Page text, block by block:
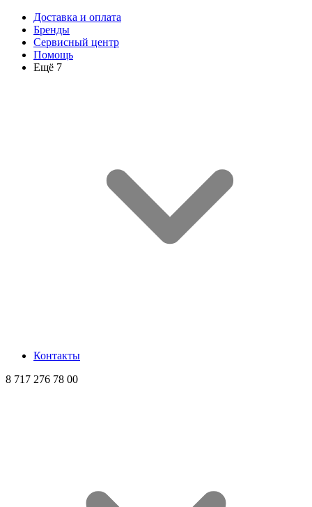
Доставка и оплата
Бренды
Сервисный центр
Помощь
Ещё 7
Контакты
8 717 276 78 00